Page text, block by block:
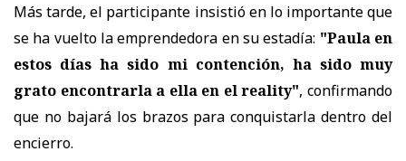
Más tarde, el participante insistió en lo importante que
se ha vuelto la emprendedora en su estadía: "Paula en
estos días ha sido mi contención, ha sido muy
grato encontrarla a ella en el reality", confirmando
que no bajará los brazos para conquistarla dentro del
encierro.